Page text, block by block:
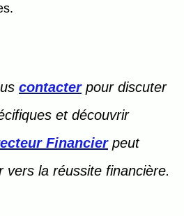
contacter pour discuter
et découvrir
Financierpeut
vers la réussite financière.